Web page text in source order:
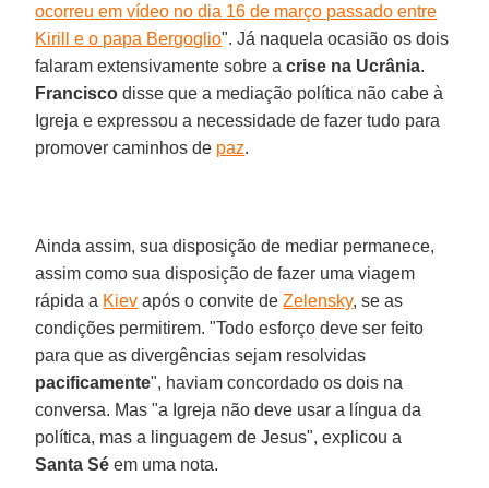
ocorreu em vídeo no dia 16 de março passado entre
Kirill e o papa Bergoglio". Já naquela ocasião os dois
falaram extensivamente sobre acrise na Ucrânia.
Francisco disse que a mediação política não cabe à
Igreja e expressou a necessidade de fazer tudo para
promover caminhos de paz.
Ainda assim, sua disposição de mediar permanece,
assim como sua disposição de fazer uma viagem
rápida a Kiev após o convite deZelensky, se as
condições permitirem. "Todo esforço deve ser feito
para que as divergências sejam resolvidas
pacificamente", haviam concordado os dois na
conversa. Mas "a Igreja não deve usar a língua da
política, mas a linguagem de Jesus", explicou a
Santa Sé em uma nota.